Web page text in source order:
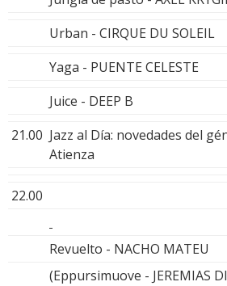
Urban - CIRQUE DU SOLEIL
Yaga - PUENTE CELESTE
Juice - DEEP B
21.00 Jazz al Día: novedades del
Atienza
22.00
Revuelto - NACHO MATEU
(Eppursimuove - JEREMIAS